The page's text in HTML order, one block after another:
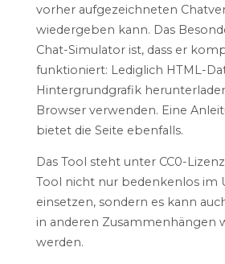
vorher aufgezeichneten
wiedergeben kann. Das
Chat-Simulator ist, dass er
funktioniert: Lediglich HTML-
Hintergrundgrafik
Browser verwenden. Eine
bietet die Seite ebenfalls.
Das Tool steht unter CC0-
Tool nicht nur bedenkenlos im
einsetzen, sondern es kann
in anderen Zusammenhängen
werden.